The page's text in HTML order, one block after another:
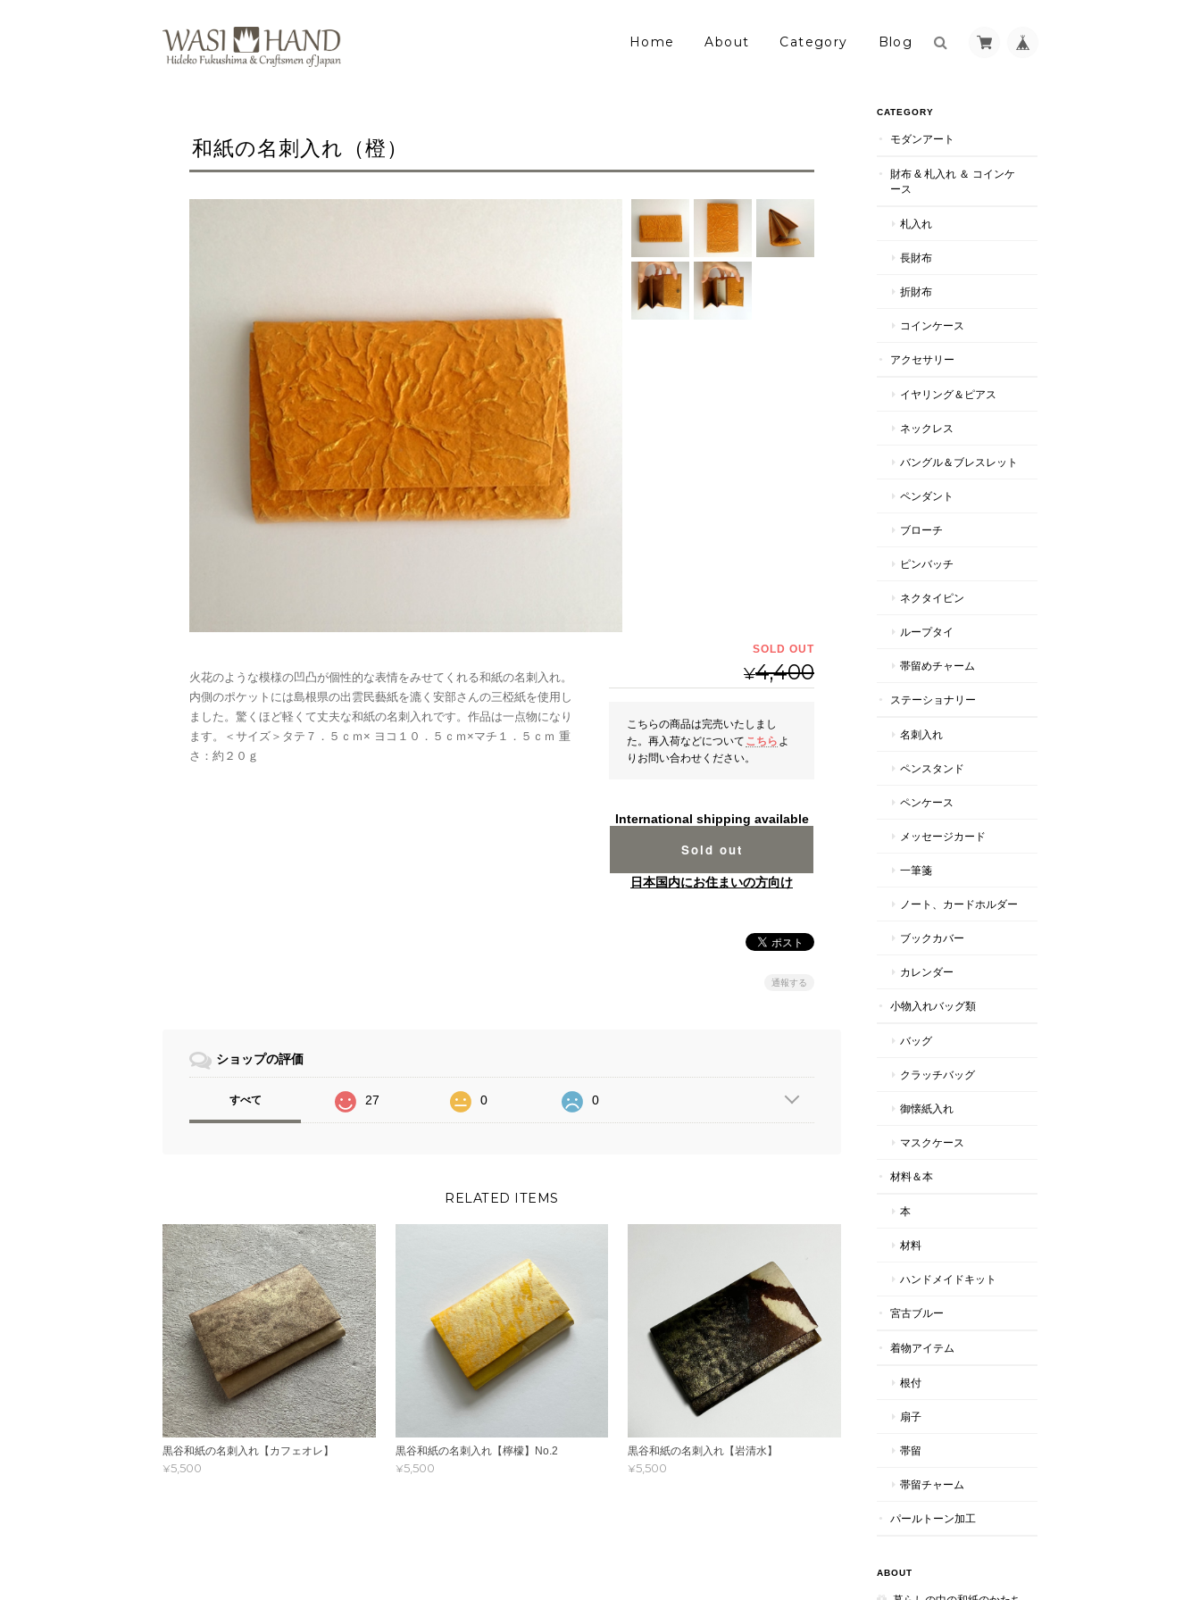
Home About Category Blog
和紙の名刺入れ（橙）
火花のような模様の凹凸が個性的な表情をみせてくれる和紙の名刺入れ。
内側のポケットには島根県の出雲民藝紙を漉く安部さんの三椏紙を使用し
ました。驚くほど軽くて丈夫な和紙の名刺入れです。作品は一点物になり
ます。＜サイズ＞タテ７．５ｃｍ× ヨコ１０．５ｃｍ×マチ１．５ｃｍ 重
さ：約２０ｇ
¥4,400
SOLD OUT
こちらの商品は完売いたしまし
た。再入荷などについて こちら よ
りお問い合わせください。
International shipping available
Sold out
日本国内にお住まいの方向け
通報する
ショップの評価
すべて 27 0 0
RELATED ITEMS
黒谷和紙の名刺入れ【カフェオレ】
¥5,500
黒谷和紙の名刺入れ【檸檬】No.2
¥5,500
黒谷和紙の名刺入れ【岩清水】
¥5,500
CATEGORY
モダンアート
財布 & 札入れ ＆ コインケ
ース
札入れ
長財布
折財布
コインケース
アクセサリー
イヤリング＆ピアス
ネックレス
バングル＆ブレスレット
ペンダント
ブローチ
ピンバッチ
ネクタイピン
ループタイ
帯留めチャーム
ステーショナリー
名刺入れ
ペンスタンド
ペンケース
メッセージカード
一筆箋
ノート、カードホルダー
ブックカバー
カレンダー
小物入れバッグ類
バッグ
クラッチバッグ
御懐紙入れ
マスクケース
材料＆本
本
材料
ハンドメイドキット
宮古ブルー
着物アイテム
根付
扇子
帯留
帯留チャーム
パールトーン加工
ABOUT